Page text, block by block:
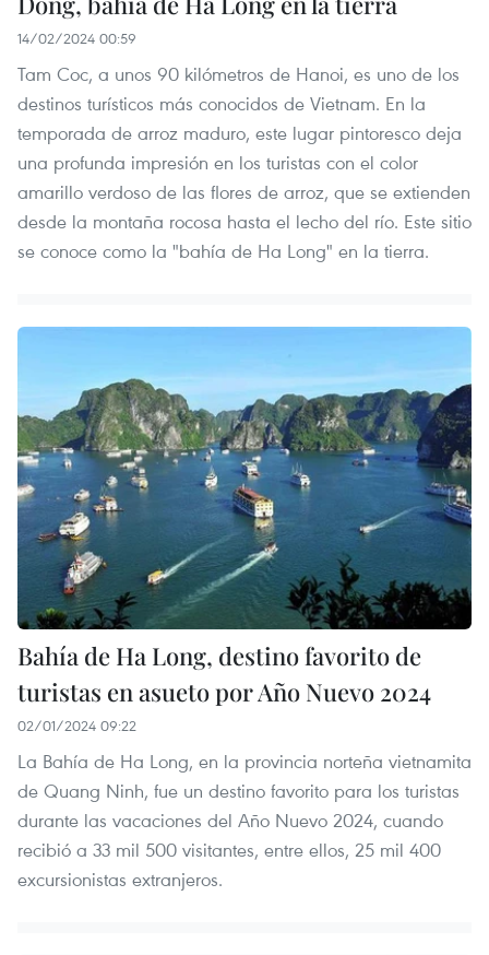
14/02/2024 00:59
Tam Coc, a unos 90 kilómetros de Hanoi, es uno de los
destinos turísticos más conocidos de Vietnam. En la
temporada de arroz maduro, este lugar pintoresco deja
una profunda impresión en los turistas con el color
amarillo verdoso de las flores de arroz, que se extienden
desde la montaña rocosa hasta el lecho del río. Este sitio
se conoce como la "bahía de Ha Long" en la tierra.
Bahía de Ha Long, destino favorito de
turistas en asueto por Año Nuevo 2024
02/01/2024 09:22
La Bahía de Ha Long, en la provincia norteña vietnamita
de Quang Ninh, fue un destino favorito para los turistas
durante las vacaciones del Año Nuevo 2024, cuando
recibió a 33 mil 500 visitantes, entre ellos, 25 mil 400
excursionistas extranjeros.